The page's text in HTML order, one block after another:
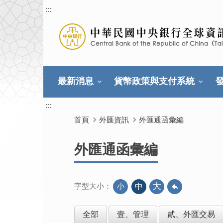
:::
最新消息 貨幣政策與支付系統
:::
首頁 外匯資訊 外匯通函彙編
外匯通函彙編
字型大小： 小 中 大
全部 壹、管理 貳、外匯交易